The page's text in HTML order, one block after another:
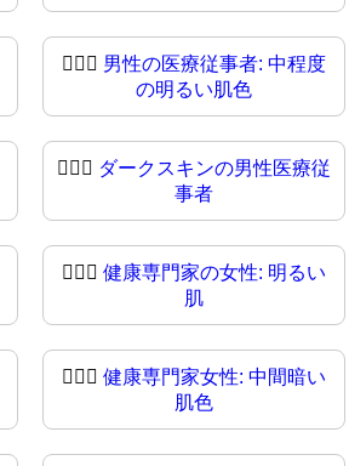
👨🏼‍⚕ 男性の医療従事者: 中程度
の明るい肌色
👨🏿‍⚕️ ダークスキンの男性医療従
事者
👩🏻‍⚕ 健康専門家の女性: 明るい
肌
👩🏾‍⚕️ 健康専門家女性: 中間暗い
肌色